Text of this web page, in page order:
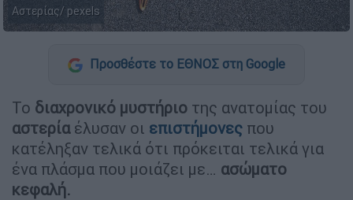
Αστερίας/ pexels
Προσθέστε το ΕΘΝΟΣ στη Google
To διαχρονικό μυστήριο της ανατομίας του
αστερίαέλυσαν οι επιστήμονες που
κατέληξαν τελικά ότι πρόκειται τελικά για
ένα πλάσμα που μοιάζει με… ασώματο
κεφαλή.